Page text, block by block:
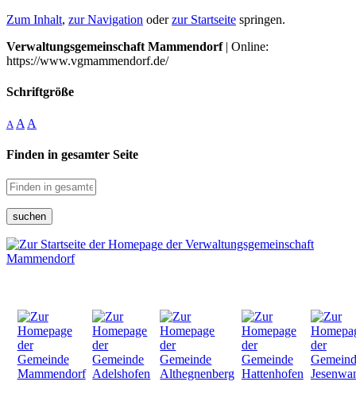
Zum Inhalt, zur Navigation oderzur Startseite springen.
Verwaltungsgemeinschaft Mammendorf| Online:
https://www.vgmammendorf.de/
Schriftgröße
A A A
Finden in gesamter Seite
suchen